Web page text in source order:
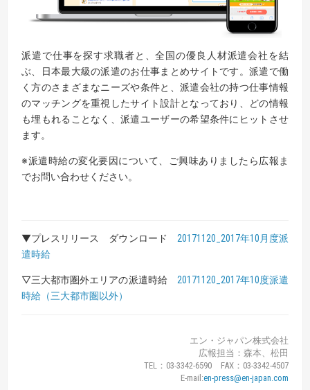
派遣で仕事を探す求職者と、全国の優良人材派遣会社を結
ぶ、日本最大級の派遣のお仕事まとめサイトです。派遣で働
く方のさまざまなニーズや条件と、派遣会社の持つ仕事情報
のマッチングを重視したサイト設計となっており、どの情報
も埋もれることなく、派遣ユーザーの希望条件にヒットさせ
ます。
※派遣時給の変化要因について、ご興味ありましたら広報ま
でお問い合わせください。
▼プレスリリース ダウンロード 20171120_2017年10月度派
遣時給
▽三大都市圏外エリアの派遣時給 20171120_2017年10度派遣
時給（三大都市圏以外）
エン・ジャパン株式会社
広報担当：森本、松田
TEL：03-3342-6590 FAX：03-3342-4507
E-mail:en-press@en-japan.com